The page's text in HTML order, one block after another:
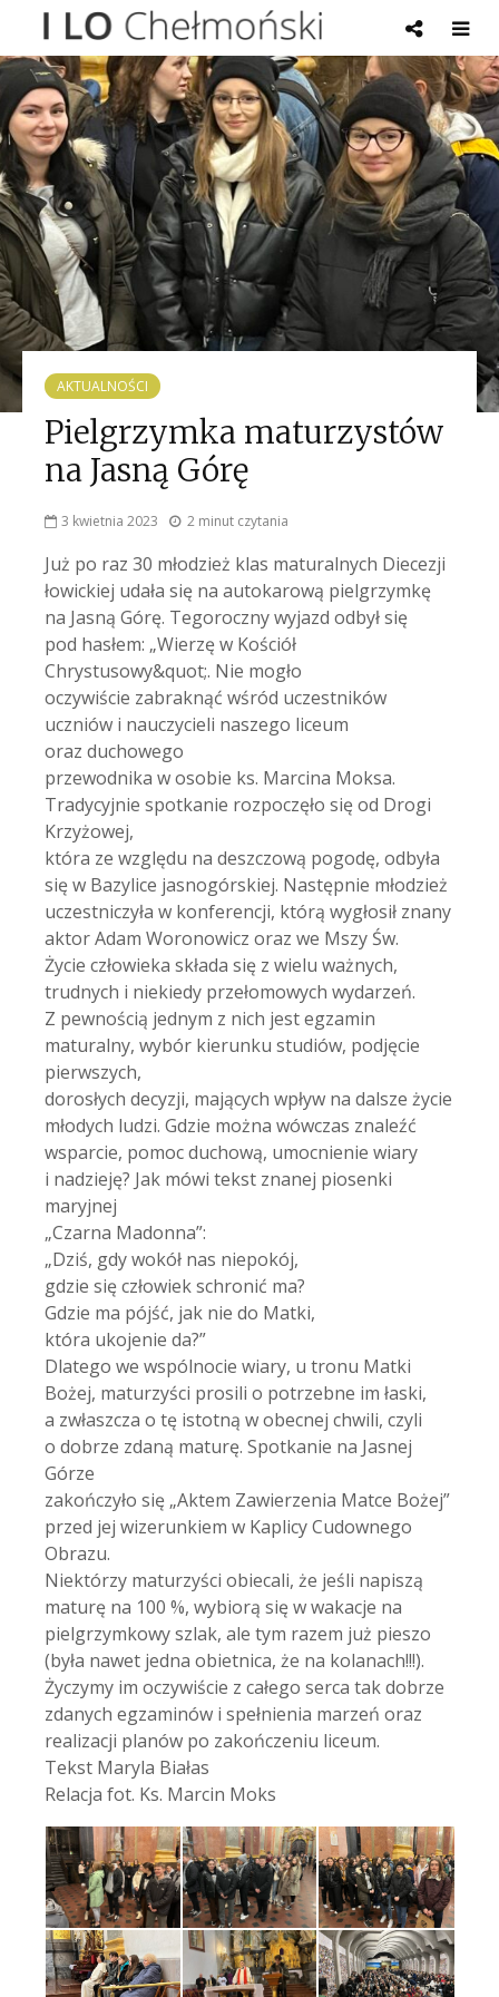
AKTUALNOŚCI
Pielgrzymka maturzystów
na Jasną Górę
3 kwietnia 2023 2 minut czytania
Już po raz 30 młodzież klas maturalnych Diecezji
łowickiej udała się na autokarową pielgrzymkę
na Jasną Górę. Tegoroczny wyjazd odbył się
pod hasłem: „Wierzę w Kościół
Chrystusowy&quot;. Nie mogło
oczywiście zabraknąć wśród uczestników
uczniów i nauczycieli naszego liceum
oraz duchowego
przewodnika w osobie ks. Marcina Moksa.
Tradycyjnie spotkanie rozpoczęło się od Drogi
Krzyżowej,
która ze względu na deszczową pogodę, odbyła
się w Bazylice jasnogórskiej. Następnie młodzież
uczestniczyła w konferencji, którą wygłosił znany
aktor Adam Woronowicz oraz we Mszy Św.
Życie człowieka składa się z wielu ważnych,
trudnych i niekiedy przełomowych wydarzeń.
Z pewnością jednym z nich jest egzamin
maturalny, wybór kierunku studiów, podjęcie
pierwszych,
dorosłych decyzji, mających wpływ na dalsze życie
młodych ludzi. Gdzie można wówczas znaleźć
wsparcie, pomoc duchową, umocnienie wiary
i nadzieję? Jak mówi tekst znanej piosenki
maryjnej
„Czarna Madonna”:
„Dziś, gdy wokół nas niepokój,
gdzie się człowiek schronić ma?
Gdzie ma pójść, jak nie do Matki,
która ukojenie da?”
Dlatego we wspólnocie wiary, u tronu Matki
Bożej, maturzyści prosili o potrzebne im łaski,
a zwłaszcza o tę istotną w obecnej chwili, czyli
o dobrze zdaną maturę. Spotkanie na Jasnej
Górze
zakończyło się „Aktem Zawierzenia Matce Bożej”
przed jej wizerunkiem w Kaplicy Cudownego
Obrazu.
Niektórzy maturzyści obiecali, że jeśli napiszą
maturę na 100 %, wybiorą się w wakacje na
pielgrzymkowy szlak, ale tym razem już pieszo
(była nawet jedna obietnica, że na kolanach!!!).
Życzymy im oczywiście z całego serca tak dobrze
zdanych egzaminów i spełnienia marzeń oraz
realizacji planów po zakończeniu liceum.
Tekst Maryla Białas
Relacja fot. Ks. Marcin Moks